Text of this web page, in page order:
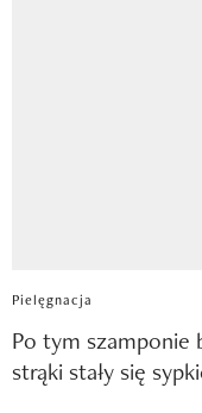
Pielęgnacja
Po tym szamponie
strąki stały się